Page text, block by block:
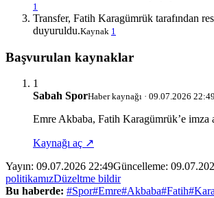
1
Transfer, Fatih Karagümrük tarafından
duyuruldu.Kaynak 1
Başvurulan kaynaklar
1
Sabah SporHaber kaynağı · 09.07.2026 22:49
Emre Akbaba, Fatih Karagümrük’e imza
Kaynağı aç ↗
Yayın: 09.07.2026 22:49Güncelleme:
politikamızDüzeltme bildir
Bu haberde: #Spor#Emre#Akbaba#Fatih